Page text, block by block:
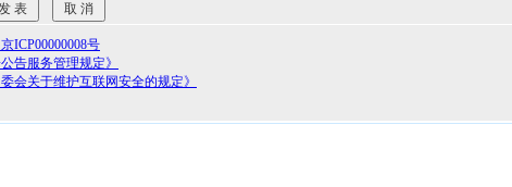
ICP00000008号
告服务管理规定》
会关于维护互联网安全的规定》